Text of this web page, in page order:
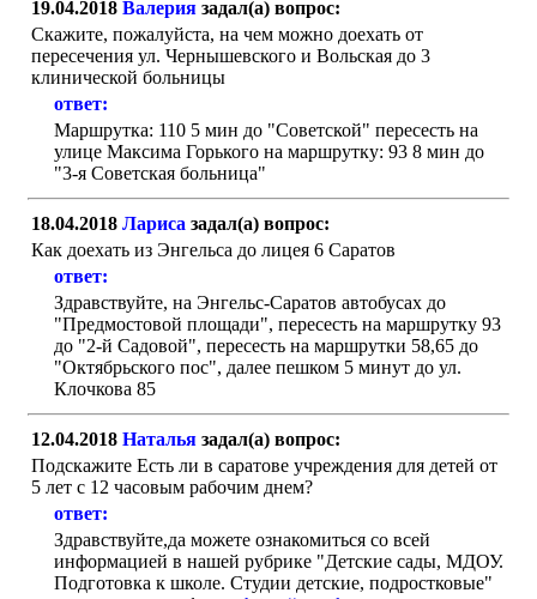
19.04.2018 Валерия задал(а) вопрос:
Скажите, пожалуйста, на чем можно доехать от
пересечения ул. Чернышевского и Вольская до 3
клинической больницы
ответ:
Маршрутка: 110 5 мин до "Советской" пересесть на
улице Максима Горького на маршрутку: 93 8 мин до
"3-я Советская больница"
18.04.2018 Лариса задал(а) вопрос:
Как доехать из Энгельса до лицея 6 Саратов
ответ:
Здравствуйте, на Энгельс-Саратов автобусах до
"Предмостовой площади", пересесть на маршрутку 93
до "2-й Садовой", пересесть на маршрутки 58,65 до
"Октябрьского пос", далее пешком 5 минут до ул.
Клочкова 85
12.04.2018 Наталья задал(а) вопрос:
Подскажите Есть ли в саратове учреждения для детей от
5 лет с 12 часовым рабочим днем?
ответ:
Здравствуйте,да можете ознакомиться со всей
информацией в нашей рубрике "Детские сады, МДОУ.
Подготовка к школе. Студии детские, подростковые"